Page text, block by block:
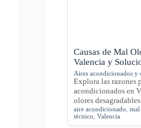
Causas de Mal
Valencia y
Aires acondicionados y
Explora las razones
acondicionados en
olores
aire acondicionado ,
técnico ,Valencia